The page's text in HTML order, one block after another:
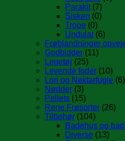
Parakit (7)
Sisken (0)
Trope (0)
Undulat (6)
Frøblandninger
Godbidder (11)
Legetøj (25)
Levende foder (10)
Lori og Nektarfugle (6)
Nødder (3)
Pellets (15)
Rene Frøsorter (26)
Tilbehør (104)
Badehus og
Diverse (13)